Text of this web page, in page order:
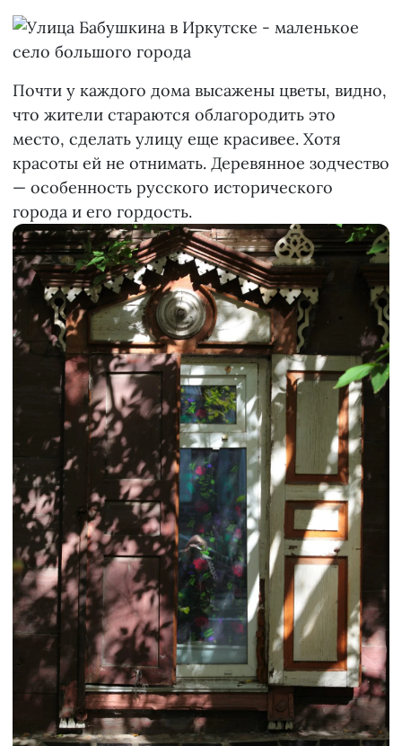
Почти у каждого дома высажены цветы, видно,
что жители стараются облагородить это
место, сделать улицу еще красивее. Хотя
красоты ей не отнимать. Деревянное зодчество
— особенность русского исторического
города и его гордость.